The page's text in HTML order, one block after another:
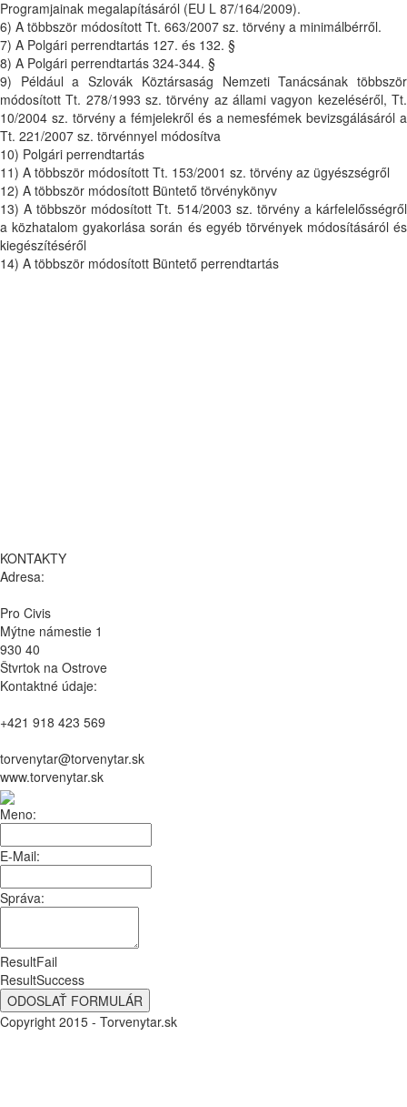
Programjainak megalapításáról (EU L 87/164/2009).
6) A többször módosított Tt. 663/2007 sz. törvény a minimálbérről.
7) A Polgári perrendtartás 127. és 132. §
8) A Polgári perrendtartás 324-344. §
9) Például a Szlovák Köztársaság Nemzeti Tanácsának többször
módosított Tt. 278/1993 sz. törvény az állami vagyon kezeléséről, Tt.
10/2004 sz. törvény a fémjelekről és a nemesfémek bevizsgálásáról a
Tt. 221/2007 sz. törvénnyel módosítva
10) Polgári perrendtartás
11) A többször módosított Tt. 153/2001 sz. törvény az ügyészségről
12) A többször módosított Büntető törvénykönyv
13) A többször módosított Tt. 514/2003 sz. törvény a kárfelelősségről
a közhatalom gyakorlása során és egyéb törvények módosításáról és
kiegészítéséről
14) A többször módosított Büntető perrendtartás
KONTAKTY
Adresa:
Pro Civis
Mýtne námestie 1
930 40
Štvrtok na Ostrove
Kontaktné údaje:
+421 918 423 569
torvenytar@torvenytar.sk
www.torvenytar.sk
Meno:
E-Mail:
Správa:
ResultFail
ResultSuccess
Copyright 2015 - Torvenytar.sk